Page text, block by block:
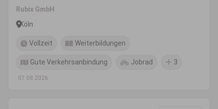
Rubix GmbH
Köln
Vollzeit Weiterbildungen
Gute Verkehrsanbindung Jobrad 3
07.08.2026